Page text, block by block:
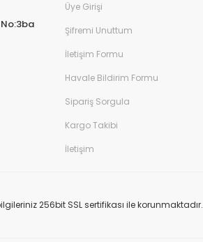
Üye Girişi
Şifremi Unuttum
İletişim Formu
Havale Bildirim Formu
Sipariş Sorgula
Kargo Takibi
İletişim
256bit SSL sertifikası ile korunmaktadır.